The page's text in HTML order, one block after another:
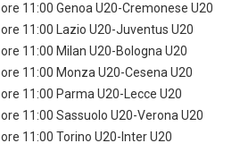
11:00 Genoa U20-Cremonese U20
11:00 Lazio U20-Juventus U20
11:00 Milan U20-Bologna U20
11:00 Monza U20-Cesena U20
11:00 Parma U20-Lecce U20
11:00 Sassuolo U20-Verona U20
11:00 Torino U20-Inter U20